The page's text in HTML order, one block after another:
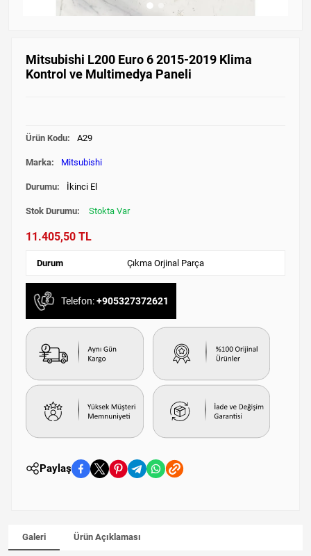
Mitsubishi L200 Euro 6 2015-2019 Klima
Kontrol ve Multimedya Paneli
Ürün Kodu: A29
Marka: Mitsubishi
Durumu: İkinci El
Stok Durumu: Stokta Var
11.405,50 TL
Durum Çıkma Orjinal Parça
Telefon:+905327372621
Paylaş
Galeri Ürün Açıklaması